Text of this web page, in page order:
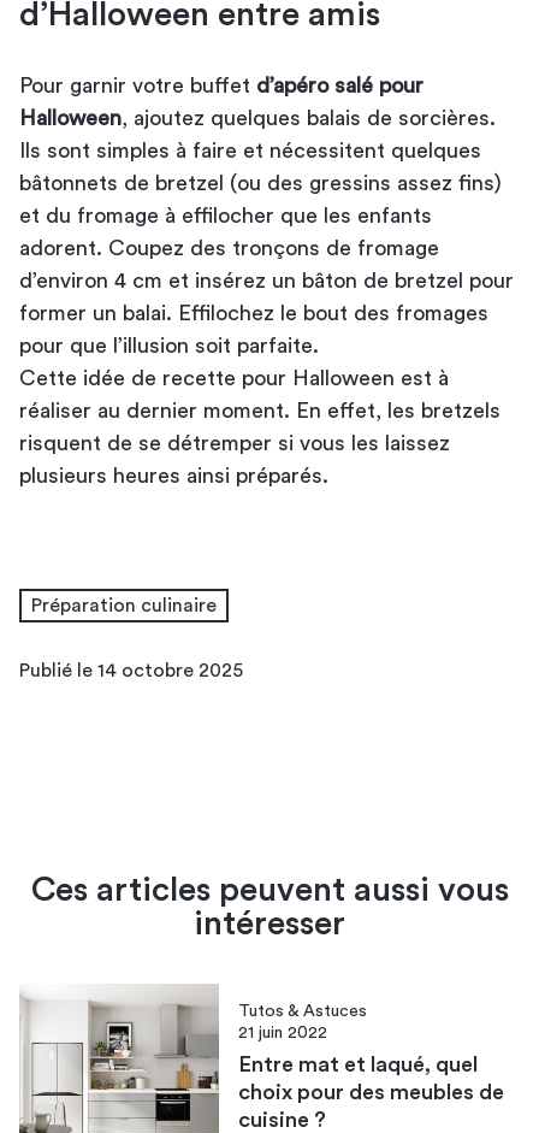
d’Halloween entre amis
Pour garnir votre buffet d’apéro salé pour
Halloween , ajoutez quelques balais de sorcières.
Ils sont simples à faire et nécessitent quelques
bâtonnets de bretzel (ou des gressins assez fins)
et du fromage à effilocher que les enfants
adorent. Coupez des tronçons de fromage
d’environ 4 cm et insérez un bâton de bretzel pour
former un balai. Effilochez le bout des fromages
pour que l’illusion soit parfaite.
Cette idée de recette pour Halloween est à
réaliser au dernier moment. En effet, les bretzels
risquent de se détremper si vous les laissez
plusieurs heures ainsi préparés.
Préparation culinaire
Publié le 14 octobre 2025
Ces articles peuvent aussi vous
intéresser
Tutos & Astuces
21 juin 2022
Entre mat et laqué, quel
choix pour des meubles de
cuisine ?